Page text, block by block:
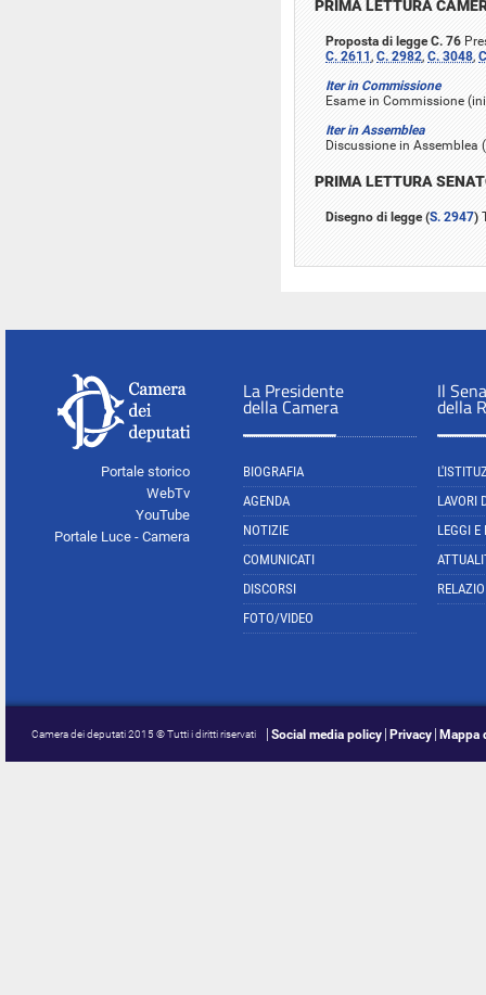
PRIMA LETTURA
Proposta di legge C. 76
C. 2611, C. 2982, C. 3048,
Iter in Commissione
Esame in Commissione
Iter in Assemblea
Discussione in
PRIMA LETTURA
Disegno di legge (S. 2947)
Portale storico
WebTv
YouTube
Portale Luce - Camera
La Presidente
della Camera
BIOGRAFIA
AGENDA
NOTIZIE
COMUNICATI
DISCORSI
FOTO/VIDEO
Il
della
LAVORI
LEGGI E
Camera dei deputati 2015 © Tutti i diritti riservati Social media policy Privacy Mappa